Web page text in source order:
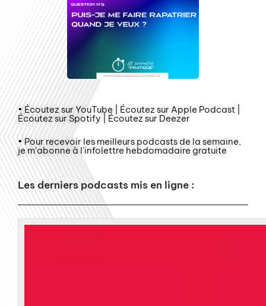
• Écoutez sur YouTube | Écoutez sur Apple Podcast |
Écoutez sur Spotify | Écoutez sur Deezer
• Pour recevoir les meilleurs podcasts de la semaine,
je m'abonne à l'infolettre hebdomadaire gratuite
Les derniers podcasts mis en ligne :